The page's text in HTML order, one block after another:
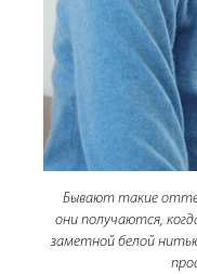
Бывают такие
они получаются,
заметной белой